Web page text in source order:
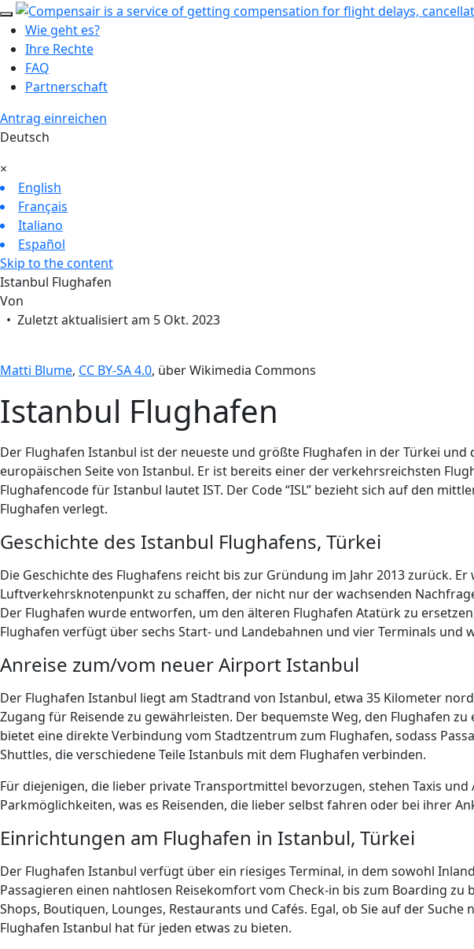
Wie geht es?
Ihre Rechte
FAQ
Partnerschaft
Antrag einreichen
Deutsch
×
English
Français
Italiano
Español
Skip to the content
Istanbul Flughafen
Von
• Zuletzt aktualisiert am 5 Okt. 2023
Matti Blume, CC BY-SA 4.0, über Wikimedia Commons
Istanbul Flughafen
Der Flughafen Istanbul ist der neueste und größte Flughafen in der Türkei
europäischen Seite von Istanbul. Er ist bereits einer der verkehrsreichsten
Flughafencode für Istanbul lautet IST. Der Code “ISL” bezieht sich auf den
Flughafen verlegt.
Geschichte des Istanbul Flughafens, Türkei
Die Geschichte des Flughafens reicht bis zur Gründung im Jahr 2013 zurück.
Luftverkehrsknotenpunkt zu schaffen, der nicht nur der wachsenden
Der Flughafen wurde entworfen, um den älteren Flughafen Atatürk zu
Flughafen verfügt über sechs Start- und Landebahnen und vier Terminals und
Anreise zum/vom neuer Airport Istanbul
Der Flughafen Istanbul liegt am Stadtrand von Istanbul, etwa 35 Kilometer
Zugang für Reisende zu gewährleisten. Der bequemste Weg, den Flughafen
bietet eine direkte Verbindung vom Stadtzentrum zum Flughafen, sodass
Shuttles, die verschiedene Teile Istanbuls mit dem Flughafen verbinden.
Für diejenigen, die lieber private Transportmittel bevorzugen, stehen Taxis
Parkmöglichkeiten, was es Reisenden, die lieber selbst fahren oder bei ihrer
Einrichtungen am Flughafen in Istanbul, Türkei
Der Flughafen Istanbul verfügt über ein riesiges Terminal, in dem sowohl
Passagieren einen nahtlosen Reisekomfort vom Check-in bis zum Boarding
Shops, Boutiquen, Lounges, Restaurants und Cafés. Egal, ob Sie auf der
Flughafen Istanbul hat für jeden etwas zu bieten.